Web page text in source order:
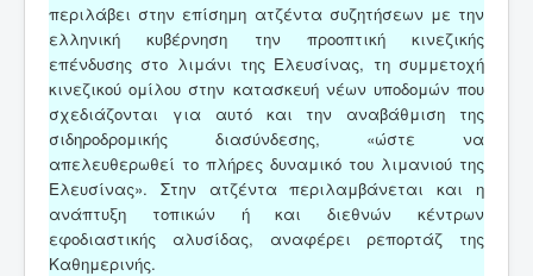
περιλάβει στην επίσημη ατζέντα συζητήσεων με την
ελληνική κυβέρνηση την προοπτική κινεζικής
επένδυσης στο λιμάνι της Ελευσίνας, τη συμμετοχή
κινεζικού ομίλου στην κατασκευή νέων υποδομών που
σχεδιάζονται για αυτό και την αναβάθμιση της
σιδηροδρομικής διασύνδεσης, «ώστε να
απελευθερωθεί το πλήρες δυναμικό του λιμανιού της
Ελευσίνας». Στην ατζέντα περιλαμβάνεται και η
ανάπτυξη τοπικών ή και διεθνών κέντρων
εφοδιαστικής αλυσίδας, αναφέρει ρεπορτάζ της
Καθημερινής.